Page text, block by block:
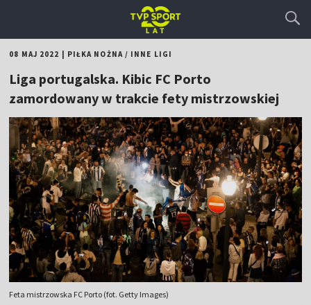
08 MAJ 2022 PIŁKA NOŻNA/ INNE LIGI
Liga portugalska. Kibic FC Porto
zamordowany w trakcie fety mistrzowskiej
Feta mistrzowska FC Porto (fot. Getty Images)